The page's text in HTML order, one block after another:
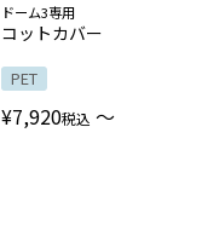
ドーム3専用
コットカバー
PET
¥7,920税込 〜